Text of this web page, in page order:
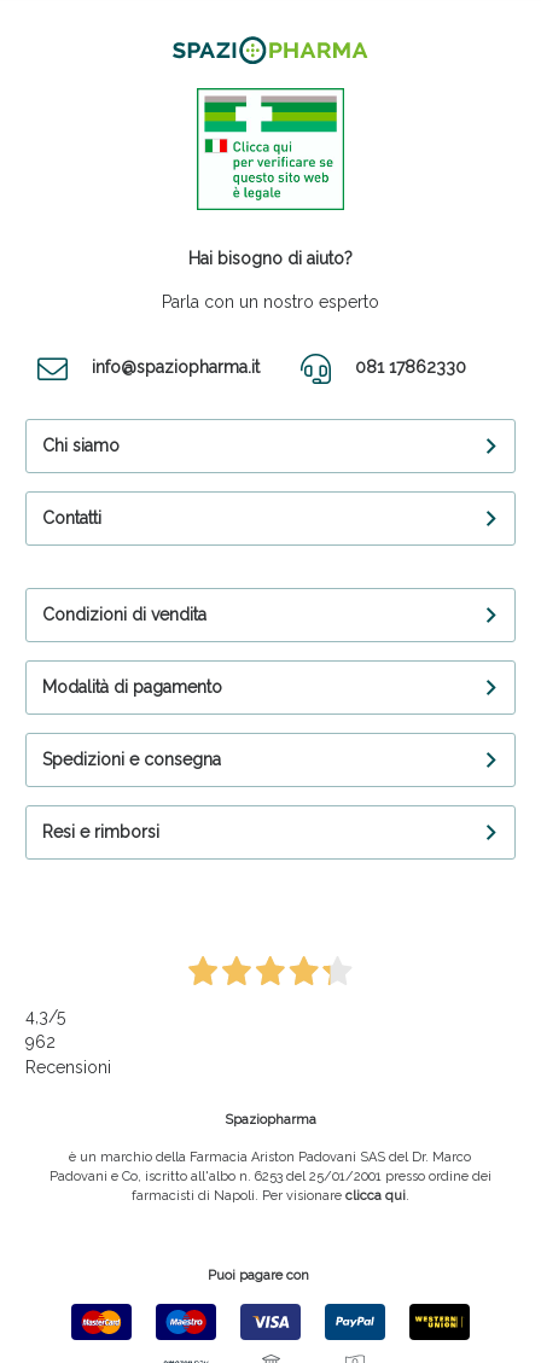
Hai bisogno di aiuto?
Parla con un nostro esperto
info@spaziopharma.it 081 17862330
Chi siamo
Contatti
Condizioni di vendita
Modalità di pagamento
Spedizioni e consegna
Resi e rimborsi
4,3/5
962
Recensioni
Spaziopharma
è un marchio della Farmacia Ariston Padovani SAS del Dr. Marco
Padovani e Co, iscritto all'albo n. 6253 del 25/01/2001 presso ordine dei
farmacisti di Napoli. Per visionare clicca qui.
Puoi pagare con